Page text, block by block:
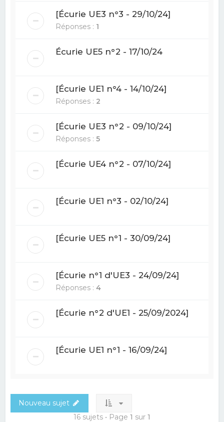
[Écurie UE3 n°3 - 29/10/24]
Réponses : 1
Écurie UE5 n°2 - 17/10/24
[Écurie UE1 n°4 - 14/10/24]
Réponses : 2
[Écurie UE3 n°2 - 09/10/24]
Réponses :5
[Écurie UE4 n°2 - 07/10/24]
[Écurie UE1 n°3 - 02/10/24]
[Écurie UE5 n°1 - 30/09/24]
[Écurie n°1 d'UE3 - 24/09/24]
Réponses :4
[Écurie n°2 d'UE1 - 25/09/2024]
[Écurie UE1 n°1 - 16/09/24]
Nouveau sujet
16 sujets • Page 1 sur 1